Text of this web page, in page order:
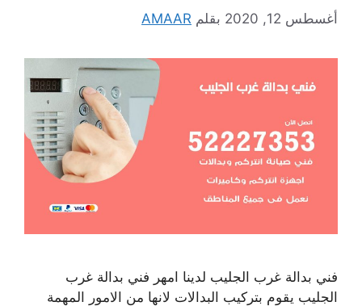
أغسطس 12, 2020 بقلم AMAAR
فني بدالة غرب الجليب لدينا امهر فني بدالة غرب
الجليب يقوم بتركيب البدالات لانها من الامور المهمة